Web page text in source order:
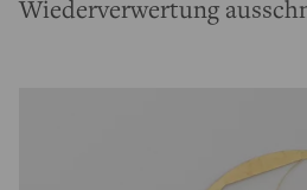
Wiederverwertung